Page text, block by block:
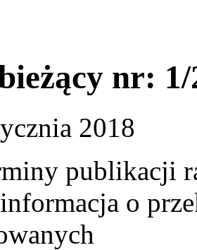
nr:
2018
publikacji
o